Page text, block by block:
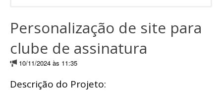
Personalização de site para
clube de assinatura
10/11/2024 às 11:35
Descrição do Projeto: